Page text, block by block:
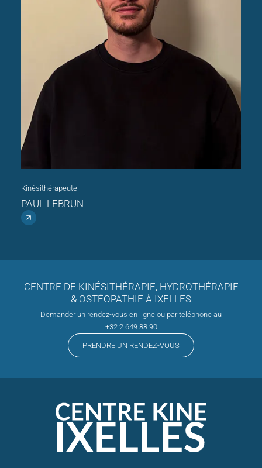
Kinésithérapeute
PAUL LEBRUN
CENTRE DE KINÉSITHÉRAPIE, HYDROTHÉRAPIE
& OSTÉOPATHIE À IXELLES
Demander un rendez-vous en ligne ou par téléphone au
+32 2 649 88 90
PRENDRE UN RENDEZ-VOUS